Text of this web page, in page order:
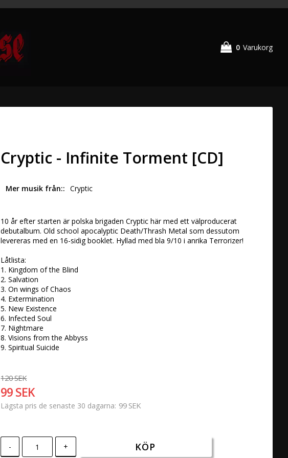
0 Varukorg
Cryptic - Infinite Torment [CD]
Mer musik från: Cryptic
10 år efter starten är polska brigaden Cryptic här med ett välproducerat
debutalbum. Old school apocalyptic Death/Thrash Metal som dessutom
levereras med en 16-sidig booklet. Hyllad med bla 9/10 i anrika Terrorizer!
Låtlista:
1. Kingdom of the Blind
2. Salvation
3. On wings of Chaos
4. Extermination
5. New Existence
6. Infected Soul
7. Nightmare
8. Visions from the Abbyss
9. Spiritual Suicide
120 SEK
99 SEK
Lägsta pris de senaste 30 dagarna 99 SEK
- + KÖP